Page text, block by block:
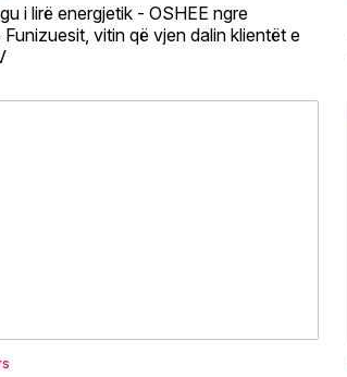
i lirë energjetik - OSHEE ngre
vitin që vjen dalin klientët e